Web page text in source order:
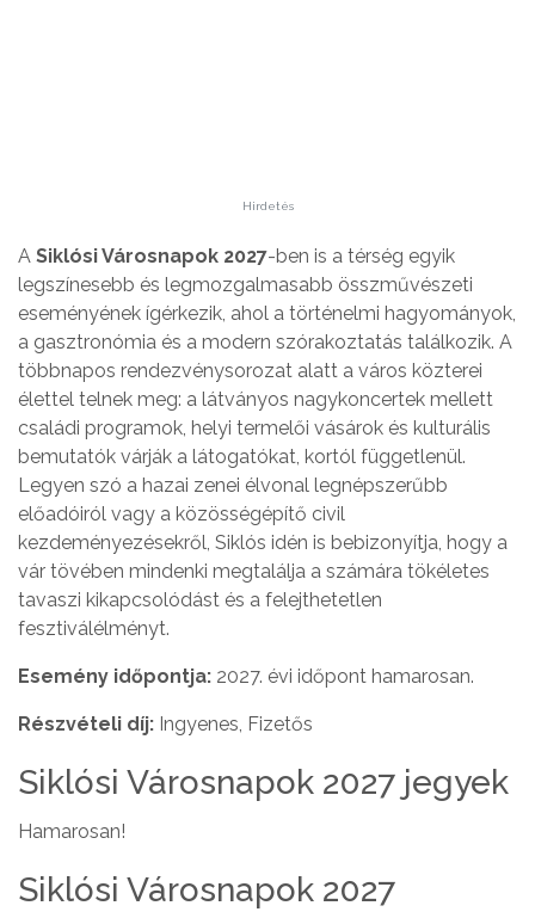
Hirdetés
A Siklósi Városnapok 2027-ben is a térség egyik
legszínesebb és legmozgalmasabb összművészeti
eseményének ígérkezik, ahol a történelmi hagyományok,
a gasztronómia és a modern szórakoztatás találkozik. A
többnapos rendezvénysorozat alatt a város közterei
élettel telnek meg: a látványos nagykoncertek mellett
családi programok, helyi termelői vásárok és kulturális
bemutatók várják a látogatókat, kortól függetlenül.
Legyen szó a hazai zenei élvonal legnépszerűbb
előadóiról vagy a közösségépítő civil
kezdeményezésekről, Siklós idén is bebizonyítja, hogy a
vár tövében mindenki megtalálja a számára tökéletes
tavaszi kikapcsolódást és a felejthetetlen
fesztiválélményt.
Esemény időpontja: 2027. évi időpont hamarosan.
Részvételi díj: Ingyenes, Fizetős
Siklósi Városnapok 2027 jegyek
Hamarosan!
Siklósi Városnapok 2027